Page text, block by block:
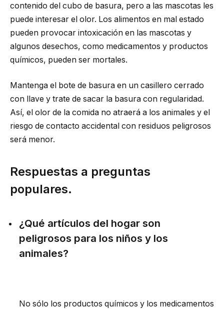
contenido del cubo de basura, pero a las mascotas les
puede interesar el olor. Los alimentos en mal estado
pueden provocar intoxicación en las mascotas y
algunos desechos, como medicamentos y productos
químicos, pueden ser mortales.
Mantenga el bote de basura en un casillero cerrado
con llave y trate de sacar la basura con regularidad.
Así, el olor de la comida no atraerá a los animales y el
riesgo de contacto accidental con residuos peligrosos
será menor.
Respuestas a preguntas
populares.
¿Qué artículos del hogar son
peligrosos para los niños y los
animales?
No sólo los productos químicos y los medicamentos